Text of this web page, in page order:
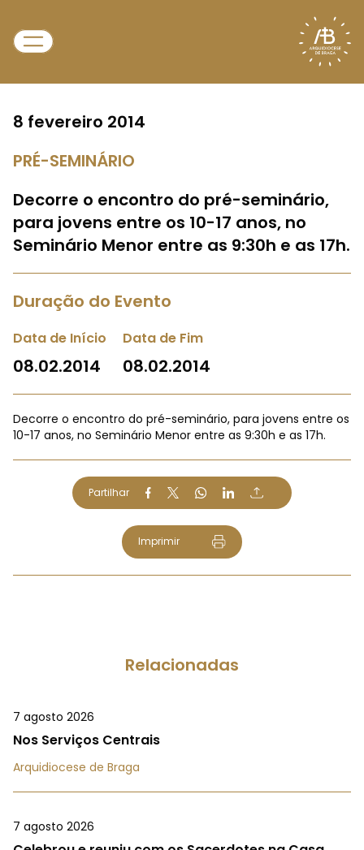
8 fevereiro 2014
PRÉ-SEMINÁRIO
Decorre o encontro do pré-seminário,
para jovens entre os 10-17 anos, no
Seminário Menor entre as 9:30h e as 17h.
Duração do Evento
Data de Início
08.02.2014
Data de Fim
08.02.2014
Decorre o encontro do pré-seminário, para jovens entre os
10-17 anos, no Seminário Menor entre as 9:30h e as 17h.
Partilhar
Imprimir
Relacionadas
7 agosto 2026
Nos Serviços Centrais
Arquidiocese de Braga
7 agosto 2026